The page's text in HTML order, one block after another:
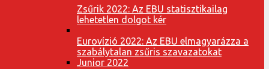
Zsűrik 2022: Az EBU statisztikailag
lehetetlen dolgot kér
Eurovízió 2022: Az EBU elmagyarázza a
szabálytalan zsűris szavazatokat
Junior 2022